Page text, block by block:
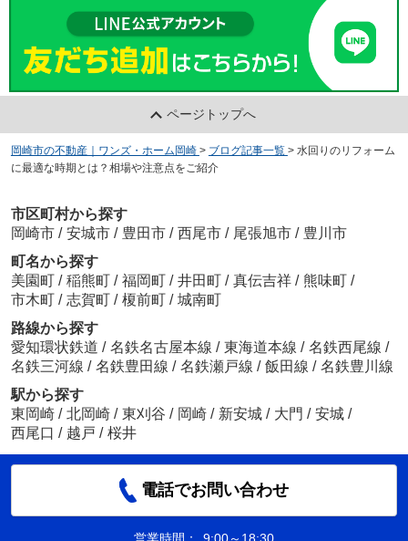
ページトップへ
岡崎市の不動産｜ワンズ・ホーム岡崎 > ブログ記事一覧 > 水回りのリフォーム
に最適な時期とは？相場や注意点をご紹介
市区町村から探す
岡崎市 / 安城市 / 豊田市 / 西尾市 / 尾張旭市 / 豊川市
町名から探す
美園町 / 稲熊町 / 福岡町 / 井田町 / 真伝吉祥 / 熊味町 /
市木町 / 志賀町 / 榎前町 / 城南町
路線から探す
愛知環状鉄道 / 名鉄名古屋本線 / 東海道本線 / 名鉄西尾線 /
名鉄三河線 / 名鉄豊田線 / 名鉄瀬戸線 / 飯田線 / 名鉄豊川線
駅から探す
東岡崎 / 北岡崎 / 東刈谷 / 岡崎 / 新安城 / 大門 / 安城 /
西尾口 / 越戸 / 桜井
電話でお問い合わせ